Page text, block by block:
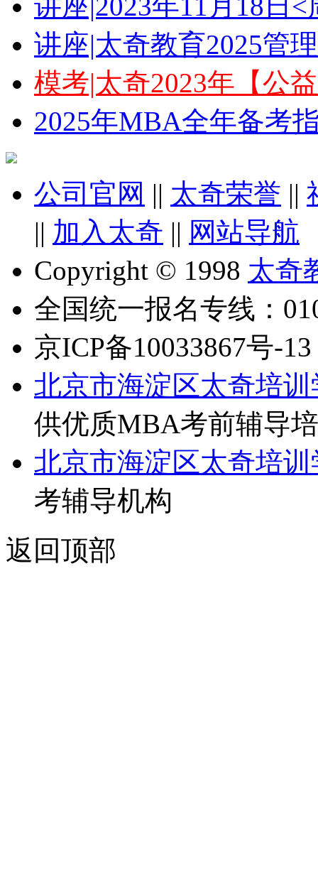
讲座|2023年11月18日
讲座|太奇教育2025管
模考|太奇2023年【公
2025年MBA全年备考
公司官网 || 太奇荣誉 ||
|| 加入太奇 || 网站导航
Copyright © 1998 太奇
全国统一报名专线：
京ICP备10033867号-13
北京市海淀区太奇培训
供优质MBA考前辅导
北京市海淀区太奇培训
考辅导机构
返回顶部